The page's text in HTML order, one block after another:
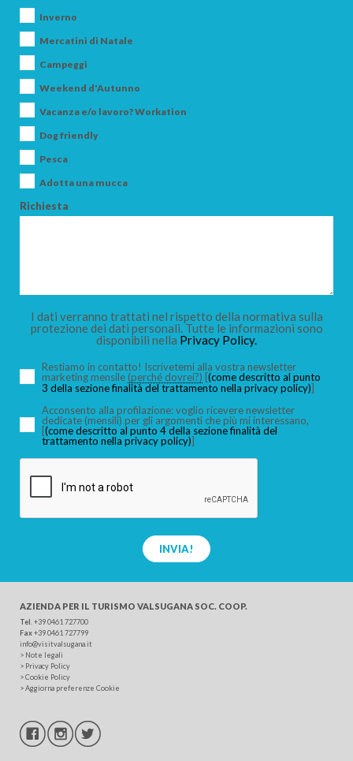
Inverno
Mercatini di Natale
Campeggi
Weekend d'Autunno
Vacanza e/o lavoro? Workation
Dog friendly
Pesca
Adotta una mucca
Richiesta
I dati verranno trattati nel rispetto della normativa sulla
protezione dei dati personali. Tutte le informazioni sono
disponibili nella Privacy Policy.
Restiamo in contatto! Iscrivetemi alla vostra newsletter
marketing mensile (perché dovrei?) [(come descritto al punto
3 della sezione finalità del trattamento nella privacy policy)]
Acconsento alla profilazione: voglio ricevere newsletter
dedicate (mensili) per gli argomenti che più mi interessano,
[(come descritto al punto 4 della sezione finalità del
trattamento nella privacy policy)]
INVIA!
AZIENDA PER IL TURISMO VALSUGANA SOC. COOP.
Tel .+39 0461 727700
Fax+39 0461 727799
info@visitvalsugana.it
> Note legali
> Privacy Policy
>Cookie Policy
>Aggiorna preferenze Cookie